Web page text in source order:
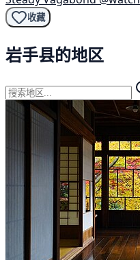
收藏
岩手县的地区